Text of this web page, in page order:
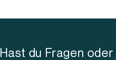
Hast du Fragen oder